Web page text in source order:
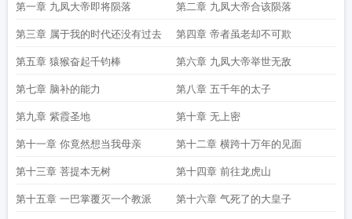
第一章 九凤大帝即将陨落 第二章 九凤大帝合该陨落
第三章 属于我的时代还没有过去 第四章 帝者虽老却不可欺
第五章 猿猴奋起千钧棒 第六章 九凤大帝举世无敌
第七章 脑补的能力 第八章 五千年的太子
第九章 紫霞圣地 第十章 无上密
第十一章 你竟然想当我母亲 第十二章 横跨十万年的见面
第十三章 菩提本无树 第十四章 前往龙虎山
第十五章 一巴掌覆灭一个教派 第十六章 气死了的大皇子